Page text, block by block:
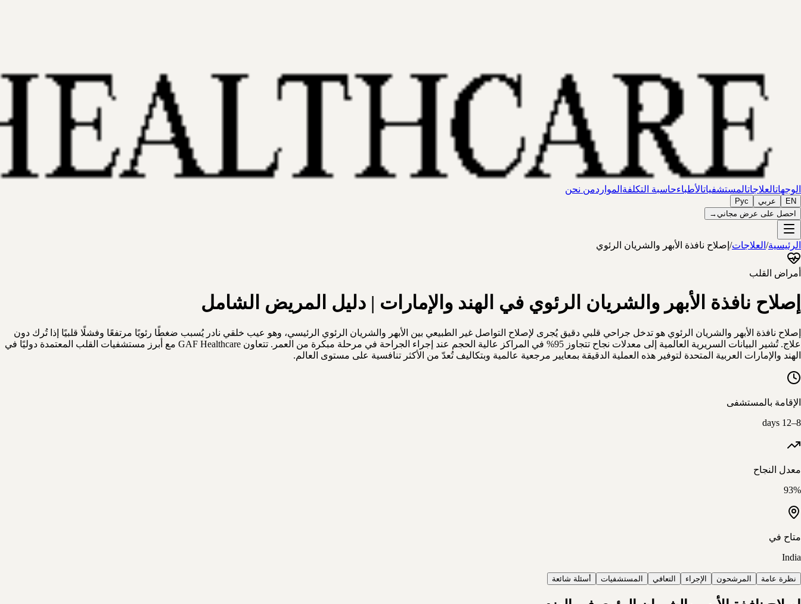
الوجهاتالعلاجاتالمستشفياتالأطباءحاسبة التكلفة المواردمن نحن
EN عربي
Рус
احصل على عرض مجاني→
الرئيسية/ العلاجات/ إصلاح نافذة الأبهر والشريان الرئوي
أمراض القلب
إصلاح نافذة الأبهر والشريان الرئوي في الهند والإمارات | دليل المريض الشامل
إصلاح نافذة الأبهر والشريان الرئوي هو تدخل جراحي قلبي دقيق يُجرى لإصلاح التواصل غير الطبيعي بين الأبهر والشريان الرئوي الرئيسي، وهو عيب خلقي نادر يُسبب ضغطًا رئويًا مرتفعًا وفشلًا قلبيًا إذا تُرك دون
علاج. تُشير البيانات السريرية العالمية إلى معدلات نجاح تتجاوز 95% في المراكز عالية الحجم عند إجراء الجراحة في مرحلة مبكرة من العمر. تتعاون GAF Healthcare مع أبرز مستشفيات القلب المعتمدة دوليًا في
الهند والإمارات العربية المتحدة لتوفير هذه العملية الدقيقة بمعايير مرجعية عالمية وبتكاليف تُعدّ من الأكثر تنافسية على مستوى العالم.
الإقامة بالمستشفى
8–12 days
معدل النجاح
93%
متاح في
India
نظرة عامة المرشحون الإجراء التعافي المستشفيات أسئلة شائعة